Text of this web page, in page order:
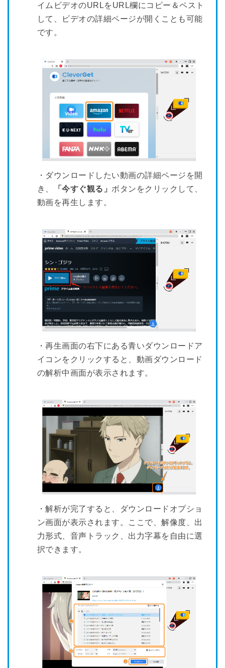
イムビデオのURLをURL欄にコピー＆ペスト
して、ビデオの詳細ページが開くことも可能
です。
・ダウンロードしたい動画の詳細ページを開
き、
「今すぐ観る」 ボタンをクリックして、
動画を再生します。
・再生画面の右下にある青いダウンロードア
イコンをクリックすると、動画ダウンロード
の解析中画面が表示されます。
・解析が完了すると、ダウンロードオプショ
ン画面が表示されます。ここで、解像度、出
力形式、音声トラック、出力字幕を自由に選
択できます。